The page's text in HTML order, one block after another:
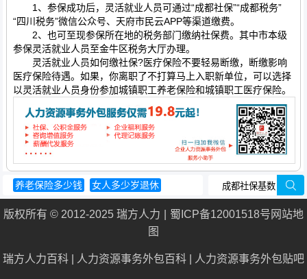
1、参保成功后，灵活就业人员可通过“成都社保”“成都税务”
“四川税务”微信公众号、天府市民云APP等渠道缴费。
2、也可至现参保所在地的税务部门缴纳社保费。其中市本级
参保灵活就业人员至金牛区税务大厅办理。
灵活就业人员如何缴社保?医疗保险不要轻易断缴，断缴影响
医疗保险待遇。如果，你离职了不打算马上入职新单位，可以选择
以灵活就业人员身份参加城镇职工养老保险和城镇职工医疗保险。
养老保险多少钱
女人多少岁退休
少儿医保查询
生育津贴怎么算
版权所有 © 2012-2025 瑞方人力 蜀ICP备12001518号 网站地
图
瑞方人力百科 人力资源事务外包百科 人力资源事务外包贴吧